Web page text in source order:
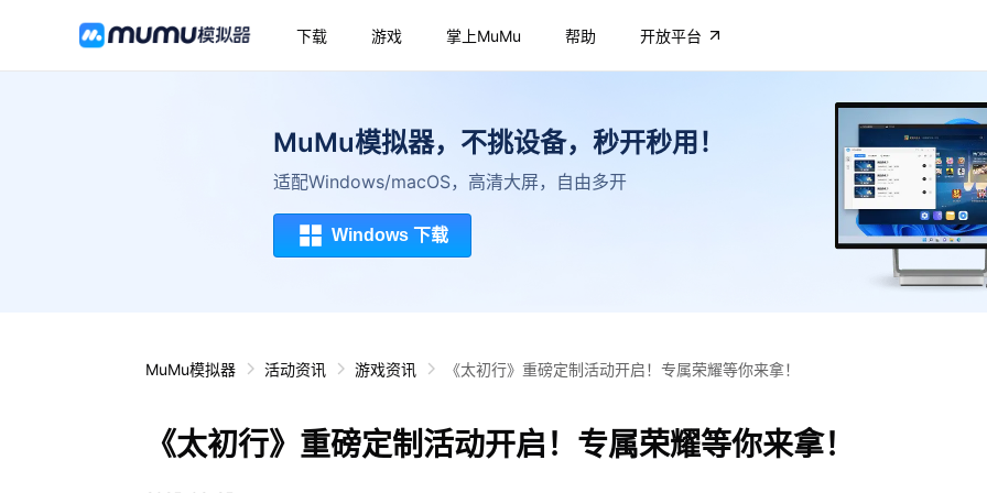
下载 游戏 掌上MuMu 帮助 开放平台
MuMu模拟器，不挑设备，秒开秒用！
适配Windows/macOS，高清大屏，自由多开
Windows 下载
MuMu模拟器 活动资讯 游戏资讯 《太初行》重磅定制活动开启！专属荣耀等你来拿！
《太初行》重磅定制活动开启！专属荣耀等你来拿！